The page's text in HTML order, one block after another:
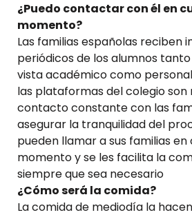
¿Puedo contactar con él en
momento?
Las familias españolas reciben
periódicos de los alumnos
vista académico como
las plataformas del colegio son
contacto constante con las
asegurar la tranquilidad del
pueden llamar a sus familias en
momento y se les facilita la
siempre que sea necesario
¿Cómo será la comida?
La comida de mediodía la